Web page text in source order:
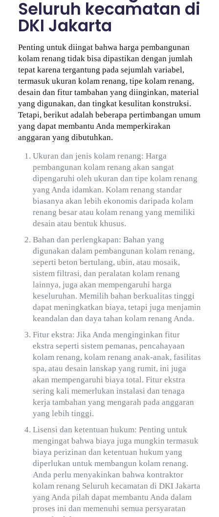
Seluruh kecamatan di
DKI Jakarta
Penting untuk diingat bahwa harga pembangunan
kolam renang tidak bisa dipastikan dengan jumlah
tepat karena tergantung pada sejumlah variabel,
termasuk ukuran kolam renang, tipe kolam renang,
desain dan fitur tambahan yang diinginkan, material
yang digunakan, dan tingkat kesulitan konstruksi.
Tetapi, berikut adalah beberapa pertimbangan umum
yang dapat membantu Anda memperkirakan
anggaran yang dibutuhkan.
Ukuran dan jenis kolam renang: Harga
pembangunan kolam renang akan sangat
dipengaruhi oleh ukuran dan tipe kolam renang
yang Anda idamkan. Kolam renang standar
biasanya akan lebih ekonomis daripada kolam
renang besar atau kolam renang yang memiliki
desain atau bentuk khusus.
Bahan dan perlengkapan: Bahan yang
digunakan dalam pembangunan kolam renang,
seperti beton bertulang, ubin, atau mosaik,
sistem filtrasi, dan peralatan kolam renang
lainnya, juga akan mempengaruhi harga
keseluruhan. Memilih bahan berkualitas tinggi
dapat meningkatkan biaya, tetapi juga menjamin
keandalan dan daya tahan kolam renang Anda.
Fitur ekstra: Jika Anda menginginkan fitur
ekstra seperti sistem pemanas, pencahayaan
kolam renang, kolam renang anak-anak, fasilitas
spa, atau desain lanskap yang rumit, ini juga
akan mempengaruhi biaya total. Fitur ekstra
sering kali memerlukan instalasi dan tenaga
kerja tambahan yang mengarah pada anggaran
yang lebih tinggi.
Lisensi dan ketentuan hukum: Penting untuk
mengingat bahwa biaya juga mungkin termasuk
biaya perizinan dan ketentuan hukum yang
diperlukan untuk membangun kolam renang.
Anda perlu menyakinkan bahwa kontraktor
kolam renang Seluruh kecamatan di DKI Jakarta
yang Anda pilah dapat membantu Anda dalam
proses ini dan memenuhi semua persyaratan